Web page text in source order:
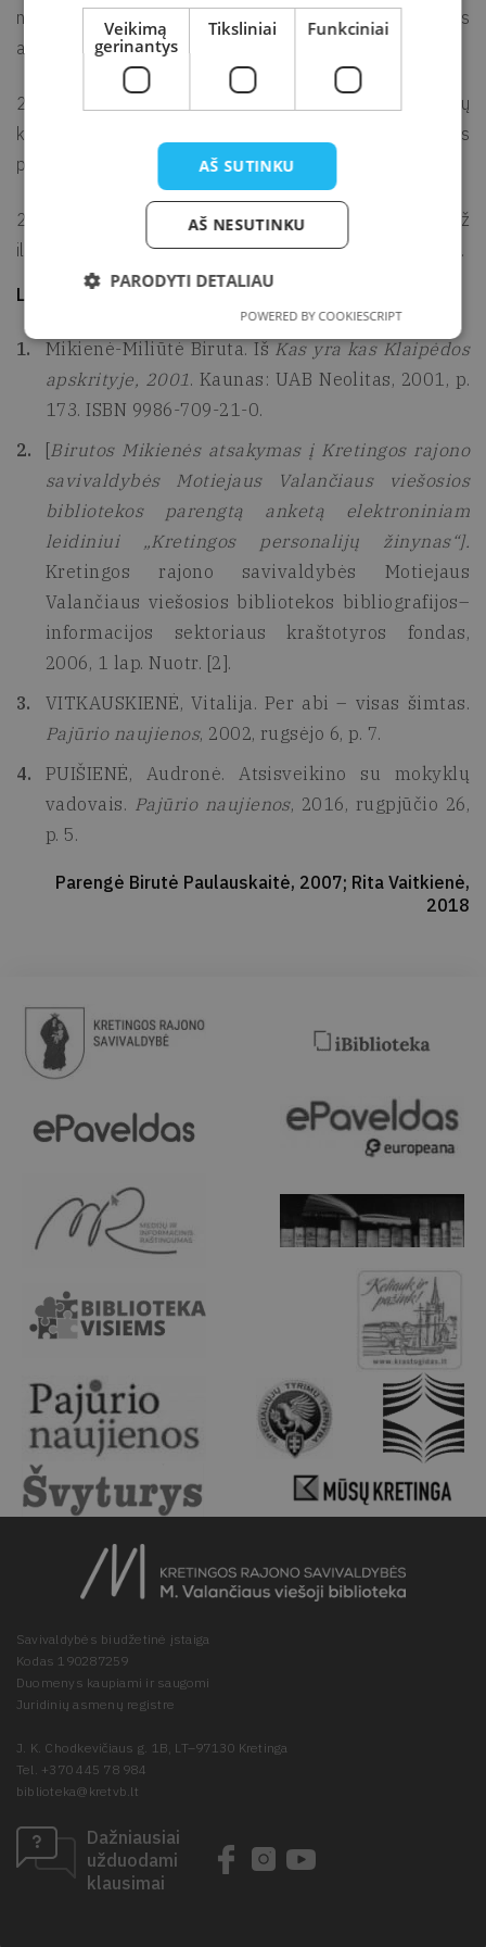
narė (nuo 2002 m.), vidurinio ugdymo programos
akreditavimo ekspertė (nuo 2004 m.).
2004 m., Lietuvos Respublikos Prezidento rinkimų
kampanijos metu, buvo Prezidento Valdo Adamkaus
patikėtinė [2].
2002 m. gavo Švietimo ir mokslo ministro Padėkos raštą už
ilgametį nuoširdų pedagoginį ir kūrybingą vadybinį darbą [2].
Literatūra ir šaltiniai
Mikienė-Miliūtė Biruta. Iš Kas yra kas Klaipėdos
apskrityje, 2001. Kaunas: UAB Neolitas, 2001, p.
173. ISBN 9986-709-21-0.
[Birutos Mikienės atsakymas į Kretingos rajono
savivaldybės Motiejaus Valančiaus viešosios
bibliotekos parengtą anketą elektroniniam
leidiniui „Kretingos personalijų žinynas“].
Kretingos rajono savivaldybės Motiejaus
Valančiaus viešosios bibliotekos bibliografijos–
informacijos sektoriaus kraštotyros fondas,
2006, 1 lap. Nuotr. [2].
VITKAUSKIENĖ, Vitalija. Per abi – visas šimtas.
Pajūrio naujienos, 2002, rugsėjo 6, p. 7.
PUIŠIENĖ, Audronė. Atsisveikino su mokyklų
vadovais. Pajūrio naujienos, 2016, rugpjūčio 26,
p. 5.
Parengė Birutė Paulauskaitė, 2007; Rita Vaitkienė,
2018
Savivaldybės biudžetinė įstaiga
Kodas 190287259
Duomenys kaupiami ir saugomi
Juridinių asmenų registre
J. K. Chodkevičiaus g. 1B, LT–97130 Kretinga
Tel. +370 445 78 984
biblioteka@kretvb.lt
Dažniausiai
užduodami
klausimai
Veikimą
gerinantys
Tiksliniai Funkciniai
AŠ SUTINKU
AŠ NESUTINKU
PARODYTI DETALIAU
POWERED BY COOKIESCRIPT